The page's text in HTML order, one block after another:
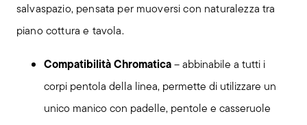
salvaspazio, pensata per muoversi con naturalezza tra
piano cottura e tavola.
Compatibilità Chromatica– abbinabile a tutti i
corpi pentola della linea, permette di utilizzare un
unico manico con padelle, pentole e casseruole